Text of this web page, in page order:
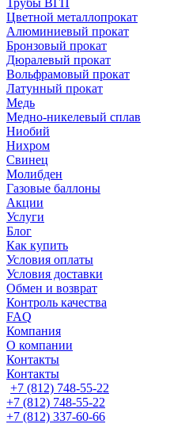
Трубы ВГП
Цветной металлопрокат
Алюминиевый прокат
Бронзовый прокат
Дюралевый прокат
Вольфрамовый прокат
Латунный прокат
Медь
Медно-никелевый сплав
Ниобий
Нихром
Свинец
Молибден
Газовые баллоны
Акции
Услуги
Блог
Как купить
Условия оплаты
Условия доставки
Обмен и возврат
Контроль качества
FAQ
Компания
О компании
Контакты
Контакты
+7 (812) 748-55-22
+7 (812) 748-55-22
+7 (812) 337-60-66